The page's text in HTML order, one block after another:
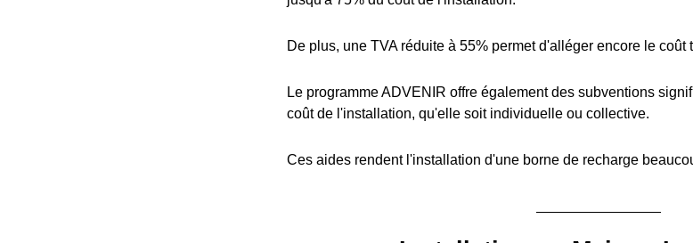
De plus, une TVA réduite à 55% permet d'alléger encore le coût
Le programme ADVENIR offre également des subventions
coût de l'installation, qu'elle soit individuelle ou collective.
Ces aides rendent l'installation d'une borne de recharge